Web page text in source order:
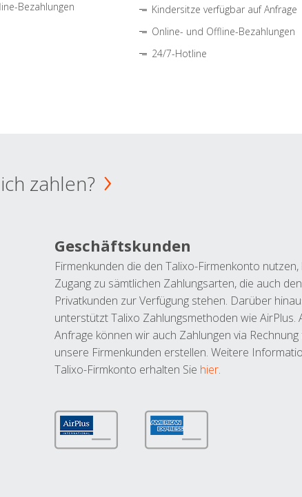
Bezahlungen
Kindersitze verfügbar auf Anfrage
Online- und Offline-Bezahlungen
24/7-Hotline
zahlen?
Geschäftskunden
Firmenkunden die den Talixo-Firmenkonto nutzen,
Zugang zu sämtlichen Zahlungsarten, die auch den
Privatkunden zur Verfügung stehen. Darüber
unterstützt Talixo Zahlungsmethoden wie AirPlus.
Anfrage können wir auch Zahlungen via
unsere Firmenkunden erstellen. Weitere
Talixo-Firmkonto erhalten Sie hier.